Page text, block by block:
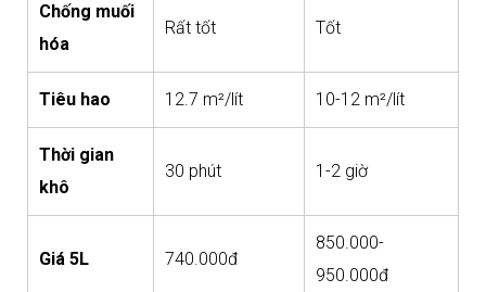
Chống muối
hóa
Rất tốt Tốt
Tiêu hao 12.7 m²/lít 10-12 m²/lít
Thời gian
khô
30 phút 1-2 giờ
Giá 5L 740.000đ
850.000-
950.000đ